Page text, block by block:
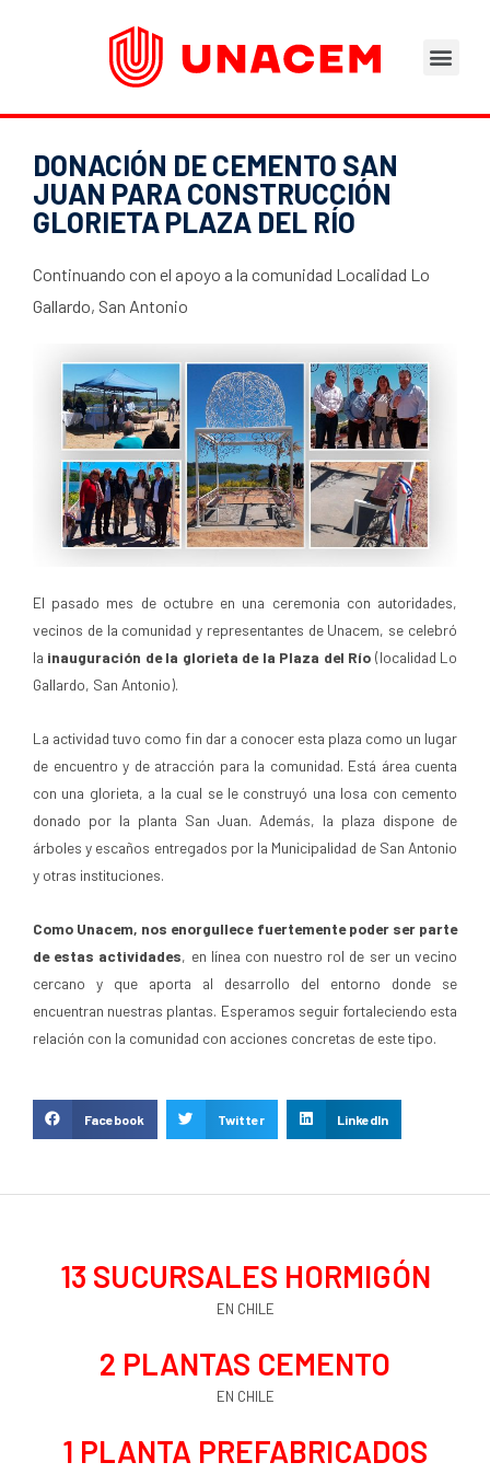
DONACIÓN DE CEMENTO SAN
JUAN PARA CONSTRUCCIÓN
GLORIETA PLAZA DEL RÍO
Continuando con el apoyo a la comunidad Localidad Lo
Gallardo, San Antonio
El pasado mes de octubre en una ceremonia con autoridades,
vecinos de la comunidad y representantes de Unacem, se celebró
la inauguración de la glorieta de la Plaza del Río (localidad Lo
Gallardo, San Antonio).
La actividad tuvo como fin dar a conocer esta plaza como un lugar
de encuentro y de atracción para la comunidad. Está área cuenta
con una glorieta, a la cual se le construyó una losa con cemento
donado por la planta San Juan. Además, la plaza dispone de
árboles y escaños entregados por la Municipalidad de San Antonio
y otras instituciones.
Como Unacem, nos enorgullece fuertemente poder ser parte
de estas actividades, en línea con nuestro rol de ser un vecino
cercano y que aporta al desarrollo del entorno donde se
encuentran nuestras plantas. Esperamos seguir fortaleciendo esta
relación con la comunidad con acciones concretas de este tipo.
Facebook Twitter LinkedIn
EN CHILE
13 SUCURSALES HORMIGÓN
EN CHILE
2 PLANTAS CEMENTO
1 PLANTA PREFABRICADOS